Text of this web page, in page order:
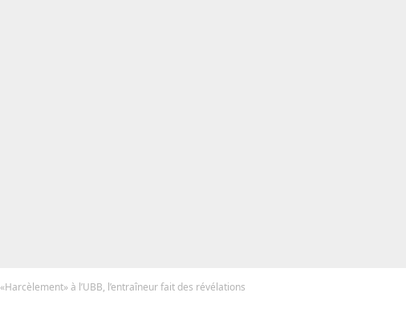
«Harcèlement» à l’UBB, l’entraîneur fait des révélations